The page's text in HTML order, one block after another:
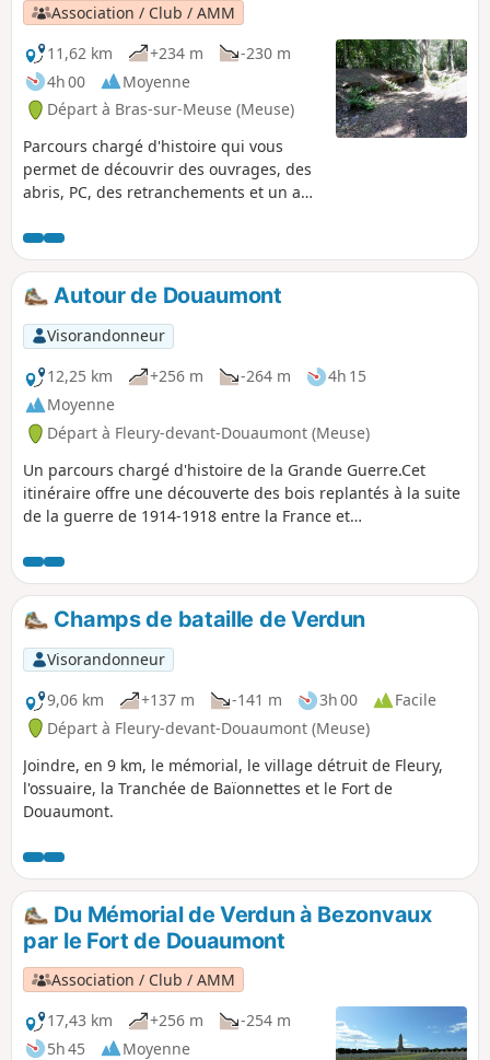
Association / Club / AMM
11,62 km
+234 m
-230 m
4h 00
Moyenne
Départ à Bras-sur-Meuse (Meuse)
Parcours chargé d'histoire qui vous
permet de découvrir des ouvrages, des
abris, PC, des retranchements et un abri
bon états ainsi que quelques restes de
tranchées et postes de combats isolés.
Autour de Douaumont
Visorandonneur
12,25 km
+256 m -264 m
4h 15
Moyenne
Départ à Fleury-devant-Douaumont (Meuse)
Un parcours chargé d'histoire de la Grande Guerre.Cet
itinéraire offre une découverte des bois replantés à la suite
de la guerre de 1914-1918 entre la France et
bâtiments comme l'Ossuaire de Douaumont, le Fort de
Douaumont sont à découvrir.
Champs de bataille de Verdun
Visorandonneur
9,06 km
+137 m -141 m 3h 00
Facile
Départ à Fleury-devant-Douaumont (Meuse)
Joindre, en 9 km, le mémorial, le village détruit de Fleury,
l'ossuaire, la Tranchée de Baïonnettes et le Fort de
Douaumont.
Du Mémorial de Verdun à Bezonvaux
par le Fort de Douaumont
Association / Club / AMM
17,43 km
+256 m
-254 m
5h 45
Moyenne